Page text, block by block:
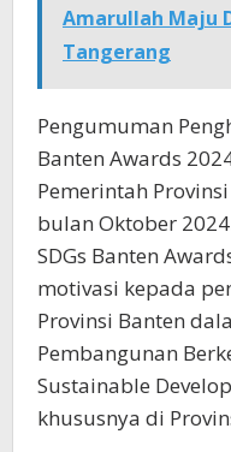
Amarullah Maju
Tangerang
Pengumuman
Banten Awards
Pemerintah
bulan Oktober
SDGs Banten
motivasi kepada
Provinsi Banten
Pembangunan
Sustainable
khususnya di